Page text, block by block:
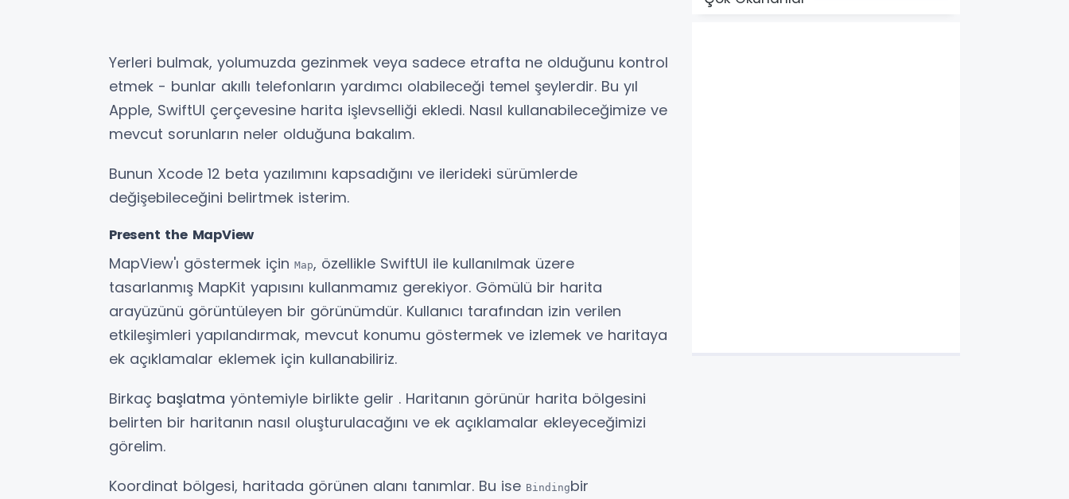
Yerleri bulmak, yolumuzda gezinmek veya sadece etrafta ne olduğunu kontrol
etmek - bunlar akıllı telefonların yardımcı olabileceği temel şeylerdir. Bu yıl
Apple, SwiftUI çerçevesine harita işlevselliği ekledi. Nasıl kullanabileceğimize ve
mevcut sorunların neler olduğuna bakalım.
Bunun Xcode 12 beta yazılımını kapsadığını ve ilerideki sürümlerde
değişebileceğini belirtmek isterim.
Present the MapView
MapView'ı göstermek için Map, özellikle SwiftUI ile kullanılmak üzere
tasarlanmış MapKit yapısını kullanmamız gerekiyor. Gömülü bir harita
arayüzünü görüntüleyen bir görünümdür. Kullanıcı tarafından izin verilen
etkileşimleri yapılandırmak, mevcut konumu göstermek ve izlemek ve haritaya
ek açıklamalar eklemek için kullanabiliriz.
Birkaç başlatma yöntemiyle birlikte gelir . Haritanın görünür harita bölgesini
belirten bir haritanın nasıl oluşturulacağını ve ek açıklamalar ekleyeceğimizi
görelim.
Koordinat bölgesi, haritada görünen alanı tanımlar. Bu ise Bindingbir